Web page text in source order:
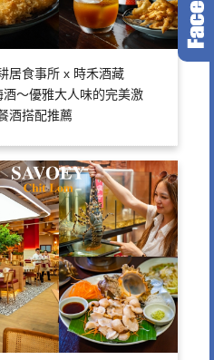
居食事所 x 時禾酒藏
酒～優雅大人味的完美激
酒搭配推薦